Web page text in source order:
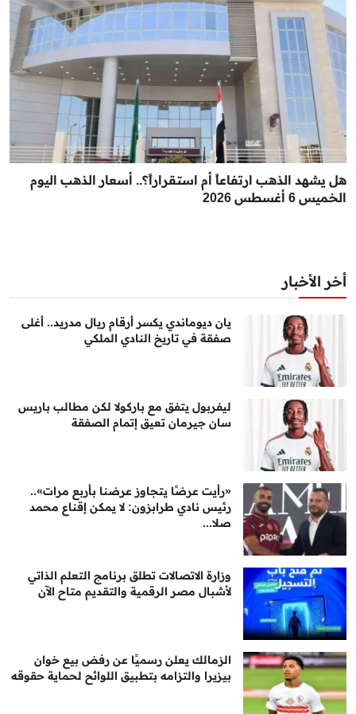
هل يشهد الذهب ارتفاعاً أم استقراراً؟.. أسعار الذهب اليوم
الخميس 6 أغسطس 2026
أخر الأخبار
يان ديوماندي يكسر أرقام ريال مدريد.. أغلى
صفقة في تاريخ النادي الملكي
ليفربول يتفق مع باركولا لكن مطالب باريس
سان جيرمان تعيق إتمام الصفقة
«رأيت عرضًا يتجاوز عرضنا بأربع مرات»..
رئيس نادي طرابزون: لا يمكن إقناع محمد
صلا...
وزارة الاتصالات تطلق برنامج التعلم الذاتي
لأشبال مصر الرقمية والتقديم متاح الآن
الزمالك يعلن رسميًا عن رفض بيع خوان
بيزيرا والتزامه بتطبيق اللوائح لحماية حقوقه